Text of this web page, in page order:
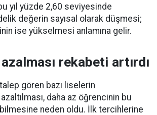
yıl yüzde 2,60 seviyesinde
değerin sayısal olarak düşmesi;
ise yükselmesi anlamına gelir.
rekabeti artırdı
gören bazı liselerin
azaltılması, daha az öğrencinin bu
neden oldu. İlk tercihlerine